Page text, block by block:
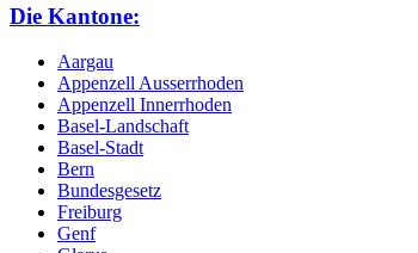
Die Kantone:
Aargau
Appenzell Ausserrhoden
Appenzell Innerrhoden
Basel-Landschaft
Basel-Stadt
Bern
Bundesgesetz
Freiburg
Genf